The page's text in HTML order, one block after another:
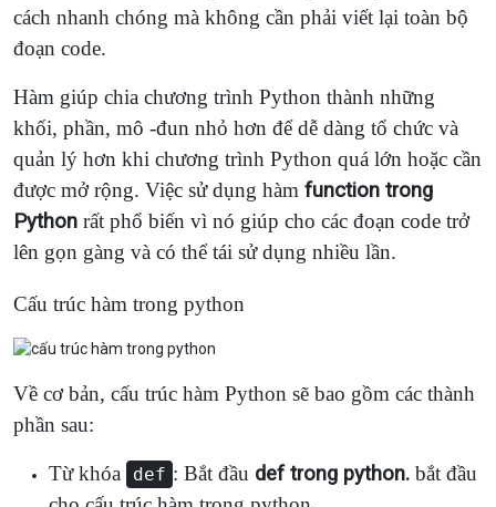
cách nhanh chóng mà không cần phải viết lại toàn bộ
đoạn code.
Hàm giúp chia chương trình Python thành những
khối, phần, mô -đun nhỏ hơn để dễ dàng tổ chức và
quản lý hơn khi chương trình Python quá lớn hoặc cần
được mở rộng. Việc sử dụng hàm function trong
Python rất phổ biến vì nó giúp cho các đoạn code trở
lên gọn gàng và có thể tái sử dụng nhiều lần.
Cấu trúc hàm trong python
Về cơ bản, cấu trúc hàm Python sẽ bao gồm các thành
phần sau:
Từ khóa def : Bắt đầu def trong python. bắt đầu